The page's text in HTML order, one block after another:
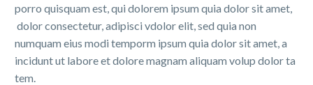
porro quisquam est, qui dolorem ipsum quia dolor sit amet,
dolor consectetur, adipisci vdolor elit, sed quia non
numquam eius modi temporm ipsum quia dolor sit amet, a
incidunt ut labore et dolore magnam aliquam volup dolor ta
tem.